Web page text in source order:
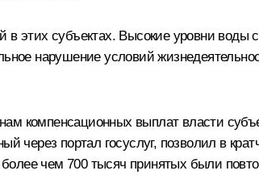
этих субъектах. Высокие уровни
нарушение условий
компенсационных выплат власти
через портал госуслуг, позволил в
чем 700 тысяч принятых были